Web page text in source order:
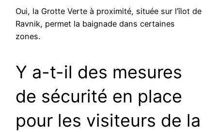
Oui, la Grotte Verte à proximité, située sur l’îlot de
Ravnik, permet la baignade dans certaines
zones.
Y a-t-il des mesures
de sécurité en place
pour les visiteurs de la